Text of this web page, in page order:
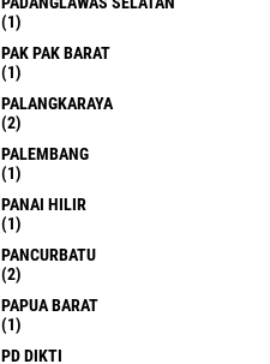
(1)
PAK PAK BARAT
(1)
PALANGKARAYA
(2)
PALEMBANG
(1)
PANAI HILIR
(1)
PANCURBATU
(2)
PAPUA BARAT
(1)
PD DIKTI